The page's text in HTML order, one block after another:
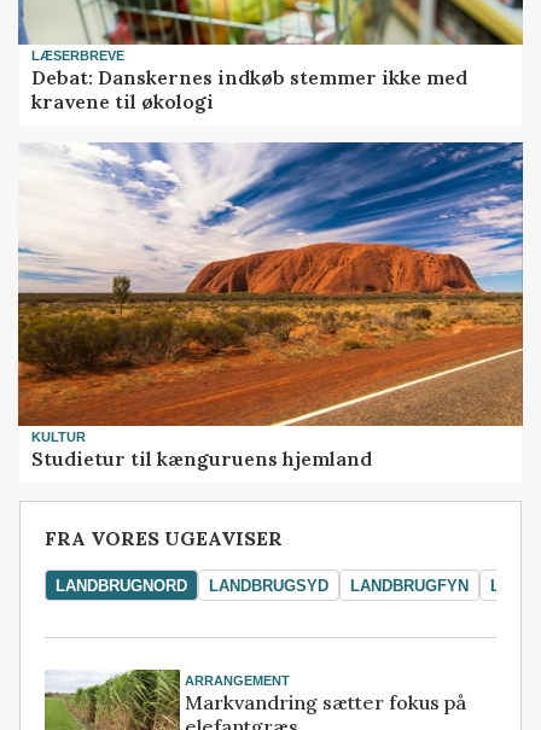
LÆSERBREVE
Debat: Danskernes indkøb stemmer ikke med
kravene til økologi
KULTUR
Studietur til kænguruens hjemland
FRA VORES UGEAVISER
LANDBRUGNORD LANDBRUGSYD LANDBRUGFYN
ARRANGEMENT
Markvandring sætter fokus på